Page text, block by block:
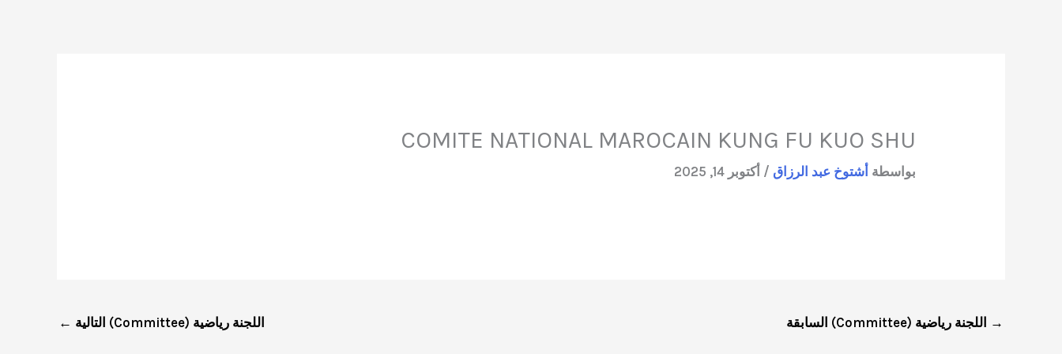
COMITE NATIONAL MAROCAIN KUNG FU KUO SHU
بواسطة أشتوخ عبد الرزاق / أكتوبر 14, 2025
→ اللجنة رياضية (Committee) السابقة اللجنة رياضية (Committee) التالية ←